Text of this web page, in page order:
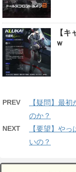
【
ｗ
PREV
【疑問】最
のか？
NEXT
【要望】や
いの？